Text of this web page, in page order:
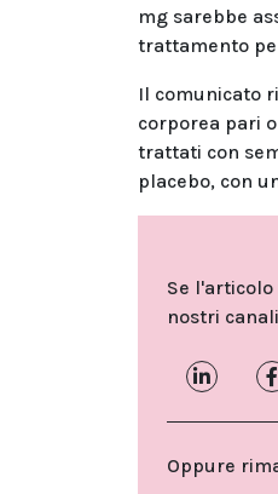
mg sarebbe
trattamento
Il comunicato
corporea pari
trattati con
placebo, con
Se
nostri
Oppure